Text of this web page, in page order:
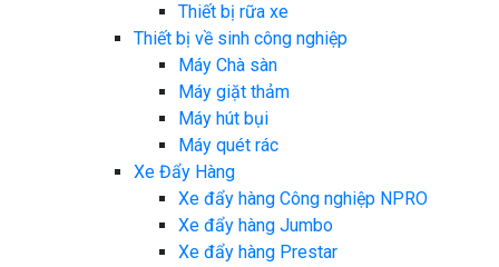
Thiết bị rữa xe
Thiết bị về sinh công nghiệp
Máy Chà sàn
Máy giặt thảm
Máy hút bụi
Máy quét rác
Xe Đẩy Hàng
Xe đẩy hàng Công nghiệp NPRO
Xe đẩy hàng Jumbo
Xe đẩy hàng Prestar